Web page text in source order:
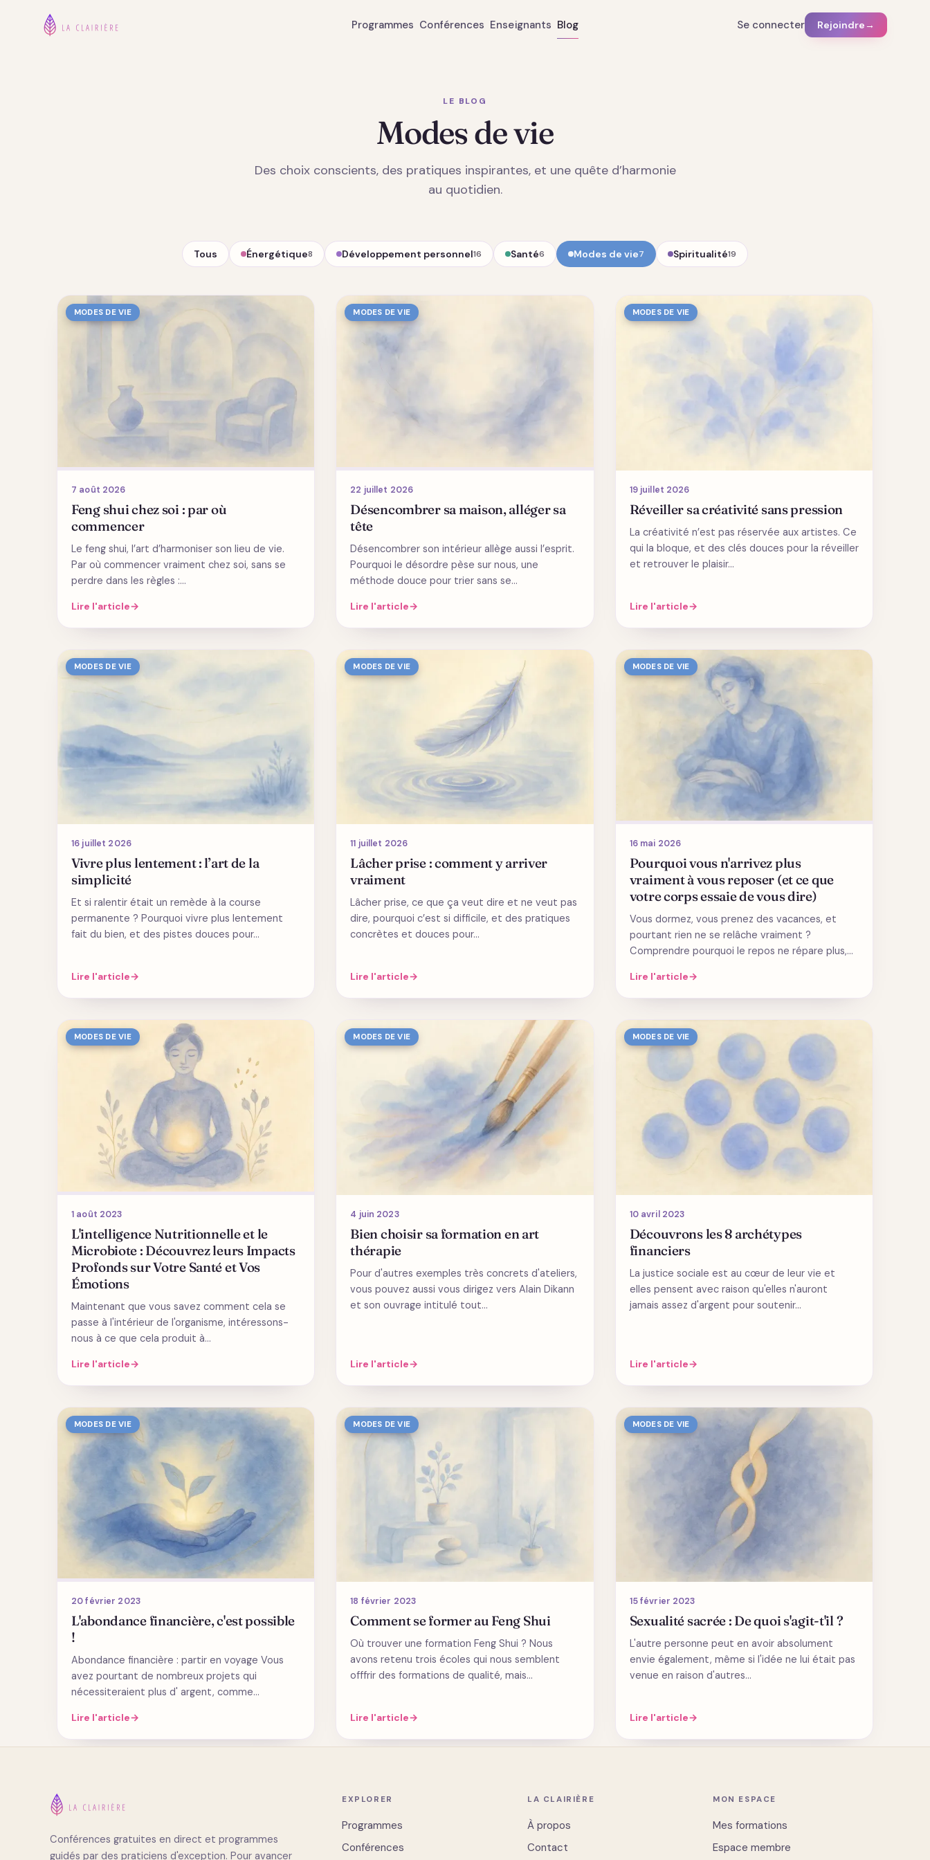
Programmes Conférences Enseignants Blog Se connecter Rejoindre →
LE BLOG
Modes de vie
Des choix conscients, des pratiques inspirantes, et une quête d’harmonie
au quotidien.
Tous Énergétique8 Développement personnel16 Santé6 Modes de vie7 Spiritualité19
MODES DE VIE
7 août 2026
Feng shui chez soi : par où
commencer
Le feng shui, l’art d’harmoniser son lieu de vie.
Par où commencer vraiment chez soi, sans se
perdre dans les règles :…
Lire l'article→
MODES DE VIE
22 juillet 2026
Désencombrer sa maison, alléger sa
tête
Désencombrer son intérieur allège aussi l’esprit.
Pourquoi le désordre pèse sur nous, une
méthode douce pour trier sans se…
Lire l'article→
MODES DE VIE
19 juillet 2026
Réveiller sa créativité sans pression
La créativité n’est pas réservée aux artistes. Ce
qui la bloque, et des clés douces pour la réveiller
et retrouver le plaisir…
Lire l'article→
MODES DE VIE
16 juillet 2026
Vivre plus lentement : l’art de la
simplicité
Et si ralentir était un remède à la course
permanente ? Pourquoi vivre plus lentement
fait du bien, et des pistes douces pour…
Lire l'article→
MODES DE VIE
11 juillet 2026
Lâcher prise : comment y arriver
vraiment
Lâcher prise, ce que ça veut dire et ne veut pas
dire, pourquoi c’est si difficile, et des pratiques
concrètes et douces pour…
Lire l'article→
MODES DE VIE
16 mai 2026
Pourquoi vous n'arrivez plus
vraiment à vous reposer (et ce que
votre corps essaie de vous dire)
Vous dormez, vous prenez des vacances, et
pourtant rien ne se relâche vraiment ?
Comprendre pourquoi le repos ne répare plus,…
Lire l'article→
MODES DE VIE
1 août 2023
L'intelligence Nutritionnelle et le
Microbiote : Découvrez leurs Impacts
Profonds sur Votre Santé et Vos
Émotions
Maintenant que vous savez comment cela se
passe à l'intérieur de l'organisme, intéressons-
nous à ce que cela produit à…
Lire l'article→
MODES DE VIE
4 juin 2023
Bien choisir sa formation en art
thérapie
Pour d'autres exemples très concrets d'ateliers,
vous pouvez aussi vous dirigez vers Alain Dikann
et son ouvrage intitulé tout…
Lire l'article→
MODES DE VIE
10 avril 2023
Découvrons les 8 archétypes
financiers
La justice sociale est au cœur de leur vie et
elles pensent avec raison qu'elles n'auront
jamais assez d'argent pour soutenir…
Lire l'article→
MODES DE VIE
20 février 2023
L'abondance financière, c'est possible
!
Abondance financière : partir en voyage Vous
avez pourtant de nombreux projets qui
nécessiteraient plus d' argent, comme…
Lire l'article→
MODES DE VIE
18 février 2023
Comment se former au Feng Shui
Où trouver une formation Feng Shui ? Nous
avons retenu trois écoles qui nous semblent
offfrir des formations de qualité, mais…
Lire l'article→
MODES DE VIE
15 février 2023
Sexualité sacrée : De quoi s'agit-t'il ?
L'autre personne peut en avoir absolument
envie également, même si l'idée ne lui était pas
venue en raison d'autres…
Lire l'article→
Conférences gratuites en direct et programmes
guidés par des praticiens d'exception. Pour avancer
EXPLORER
Programmes
Conférences
LA CLAIRIÈRE
À propos
Contact
MON ESPACE
Mes formations
Espace membre